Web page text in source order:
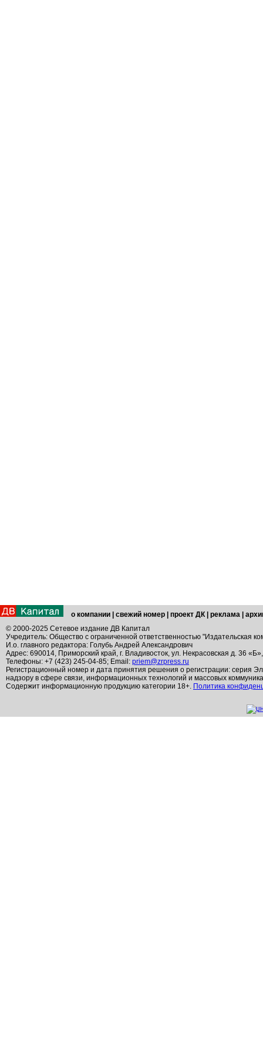
о компании свежий номер проект ДК реклама
© 2000-2025 Сетевое издание ДВ Капитал
Учредитель: Общество с ограниченной ответственностью "Издательская
И.о. главного редактора: Голубь Андрей Александрович
Адрес: 690014, Приморский край, г. Владивосток, ул. Некрасовская д. 36
Телефоны: +7 (423) 245-04-85; Email: priem@zrpress.ru
Регистрационный номер и дата принятия решения о регистрации: серия
надзору в сфере связи, информационных технологий и массовых
Содержит информационную продукцию категории 18+. Политика